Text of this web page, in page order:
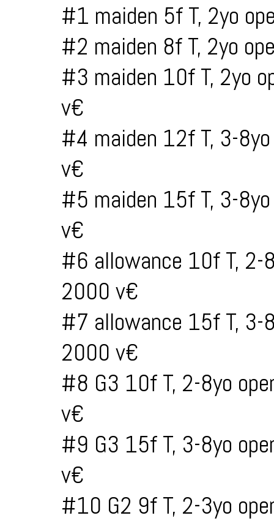
#1 maiden 5f T, 2yo
#2 maiden 8f T, 2yo
#3 maiden 10f T, 2yo
v€
#4 maiden 12f T, 3-
v€
#5 maiden 15f T, 3-
v€
#6 allowance 10f T,
2000 v€
#7 allowance 15f T,
2000 v€
#8 G3 10f T, 2-8yo
v€
#9 G3 15f T, 3-8yo
v€
#10 G2 9f T, 2-3yo